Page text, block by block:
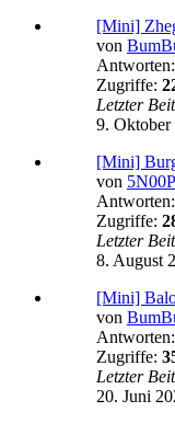
[Mini]
von
Antworten:
Zugriffe:
Letzter
9. Oktober
[Mini]
von
Antworten:
Zugriffe:
Letzter
8. August
[Mini]
von
Antworten:
Zugriffe:
Letzter
20. Juni